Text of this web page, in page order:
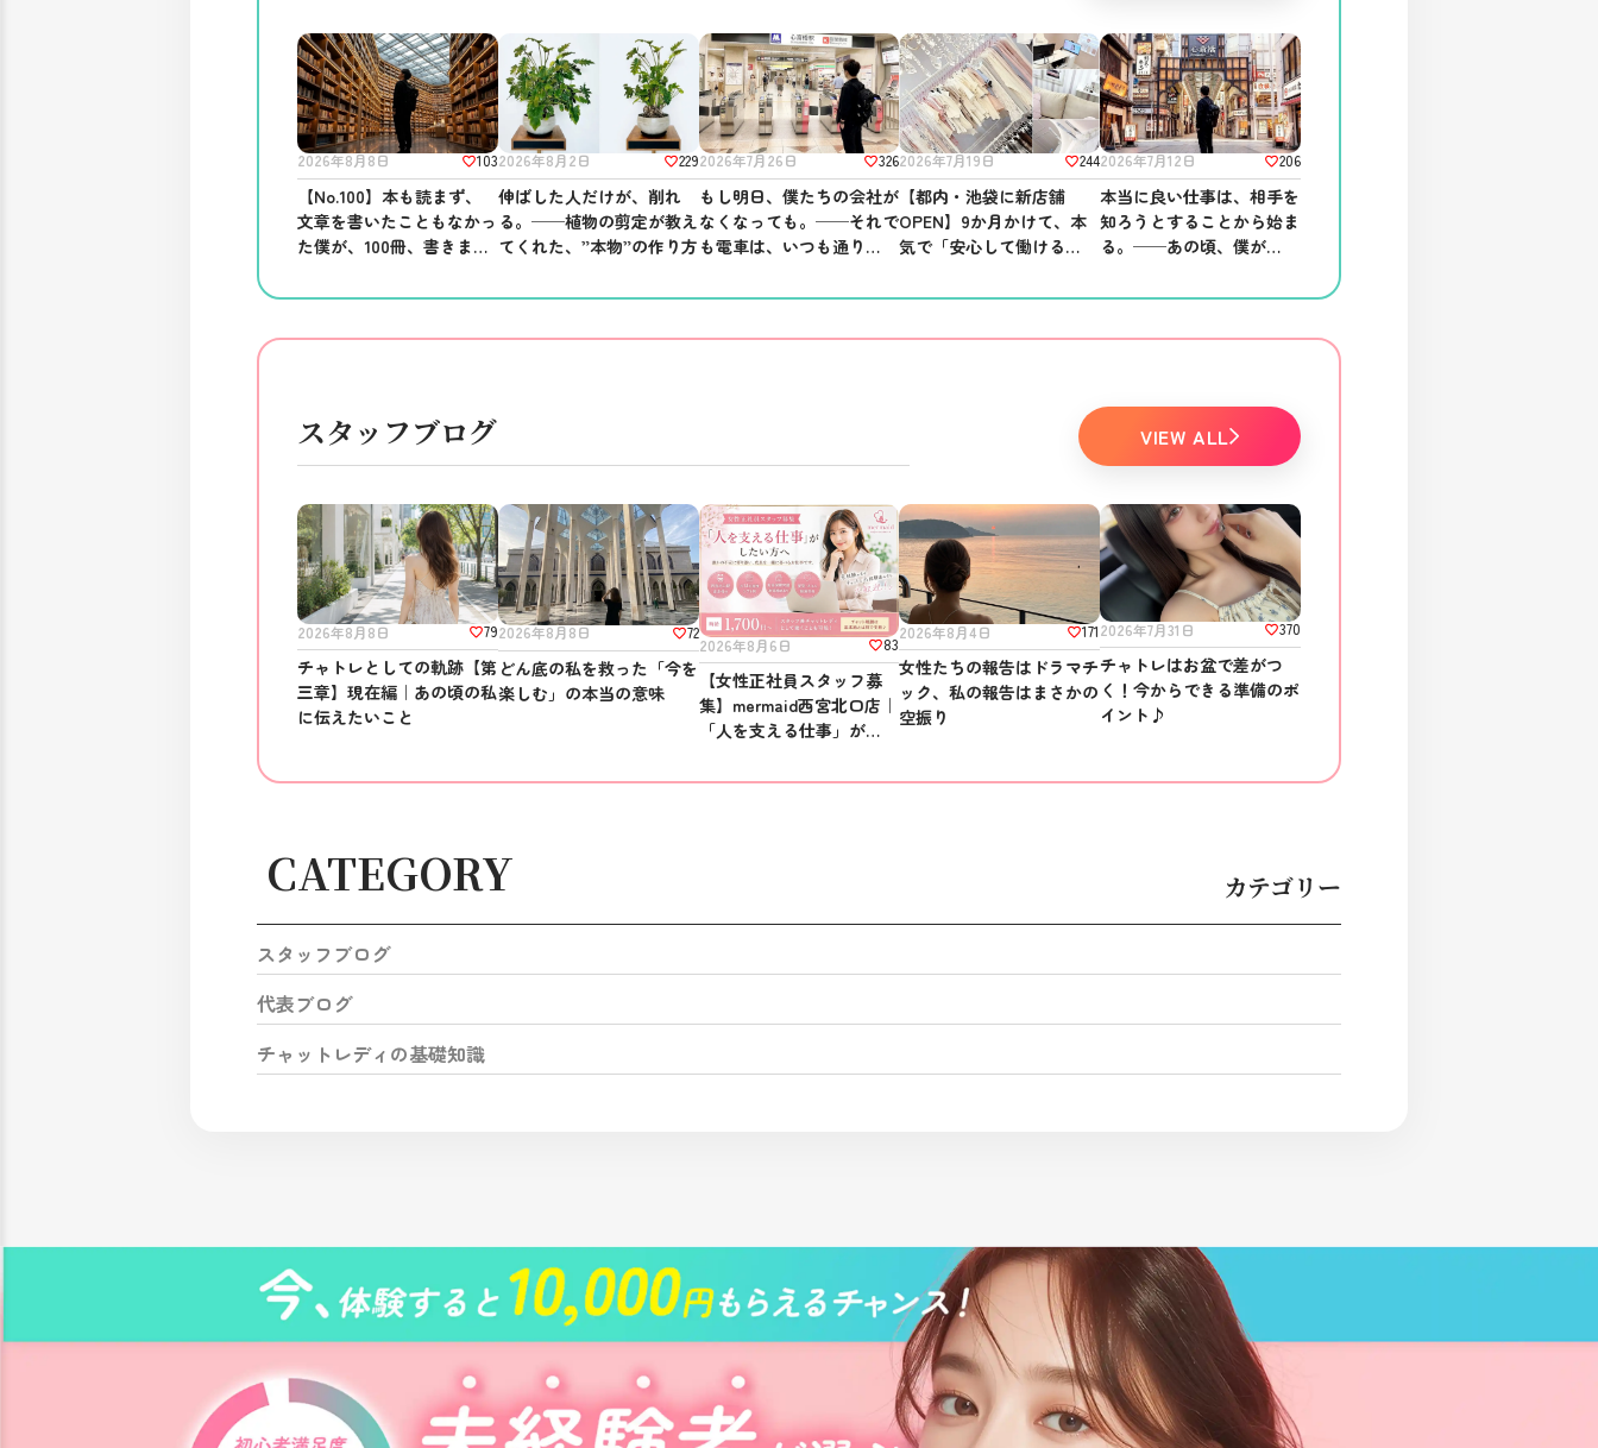
2026年8月8日 103
【No.100】本も読まず、
文章を書いたこともなかっ
た僕が、100冊、書きまし
る意味。
2026年8月2日 229
伸ばした人だけが、削れ
る。──植物の剪定が教え
てくれた、”本物”の作り方
2026年7月26日 326
もし明日、僕たちの会社が
なくなっても。──それで
も電車は、いつも通り走っ
2026年7月19日 244
【都内・池袋に新店舗
OPEN】9か月かけて、本
気で「安心して働ける場
2026年7月12日 206
本当に良い仕事は、相手を
知ろうとすることから始ま
る。──あの頃、僕がして
スタッフブログ VIEW ALL
2026年8月8日 79
チャトレとしての軌跡【第
三章】現在編｜あの頃の私
に伝えたいこと
2026年8月8日 72
どん底の私を救った「今を
楽しむ」の本当の意味
2026年8月6日 83
【女性正社員スタッフ募
集】mermaid西宮北口店｜
「人を支える仕事」がした
2026年8月4日 171
女性たちの報告はドラマチ
ック、私の報告はまさかの
空振り
2026年7月31日 370
チャトレはお盆で差がつ
く！今からできる準備のポ
イント♪
CATEGORY カテゴリー
スタッフブログ
代表ブログ
チャットレディの基礎知識